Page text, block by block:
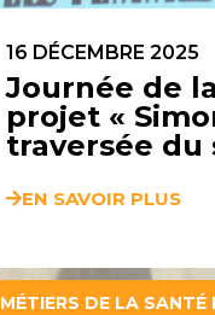
16 DÉCEMBRE 2025
Journée de
projet «
traversée du
EN SAVOIR PLUS
MÉTIERS DE LA SANTÉ